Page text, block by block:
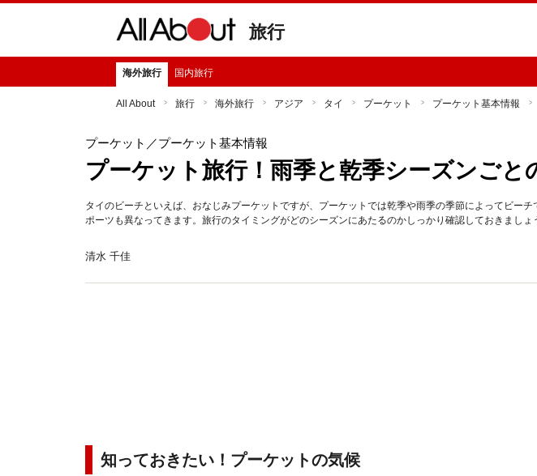
旅行
海外旅行 国内旅行
All About 旅行 海外旅行 アジア タイ プーケット プーケット基本情報
プーケット ／プーケット基本情報
プーケット旅行！雨季と乾季シーズンごと
タイのビーチといえば、おなじみプーケットですが、プーケットでは乾季や雨季の季節によってビー
ポーツも異なってきます。旅行のタイミングがどのシーズンにあたるのかしっかり確認しておきましょ
清水 千佳
知っておきたい！プーケットの気候